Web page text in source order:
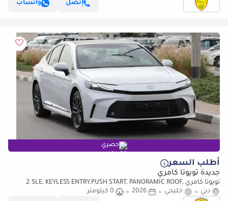
إتصل
واتساب
حصري
أطلب السعر
جديدة تويوتا كامري
تويوتا كامري 2.5LE, KEYLESS ENTRY,PUSH START, PANORAMIC ROOF,
ALLOY WHEELS, MODEL 2026
دبي خليجي 2026 0 كيلومتر